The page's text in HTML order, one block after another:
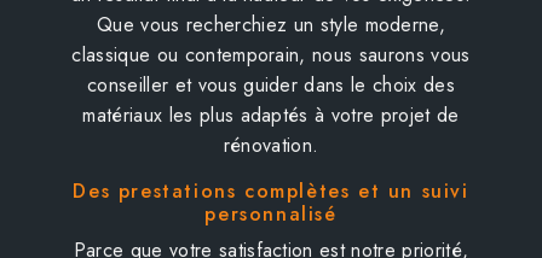
Que vous recherchiez un style moderne,
classique ou contemporain, nous saurons vous
conseiller et vous guider dans le choix des
matériaux les plus adaptés à votre projet de
rénovation.
Des prestations complètes et un suivi
personnalisé
Parce que votre satisfaction est notre priorité,